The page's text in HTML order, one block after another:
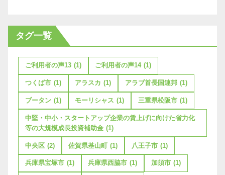
タグ一覧
ご利用者の声13 (1) ご利用者の声14 (1)
つくば市 (1) アラスカ (1) アラブ首長国連邦 (1)
ブータン (1) モーリシャス (1) 三重県松阪市 (1)
中堅・中小・スタートアップ企業の賃上げに向けた省力化
等の大規模成長投資補助金 (1)
中央区 (2) 佐賀県基山町 (1) 八王子市 (1)
兵庫県宝塚市 (1) 兵庫県西脇市 (1) 加須市 (1)